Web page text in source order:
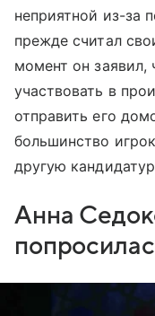
неприятной из-за
прежде считал
момент он заявил,
участвовать в
отправить его
большинство
другую
Анна